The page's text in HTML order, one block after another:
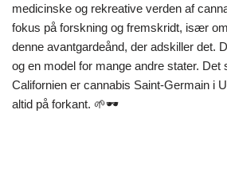
medicinske og rekreative verden af
fokus på forskning og fremskridt, især
denne avantgardeånd, der adskiller det.
og en model for mange andre stater. Det
Californien er cannabis Saint-Germain i
altid på forkant. 🌱🕶️